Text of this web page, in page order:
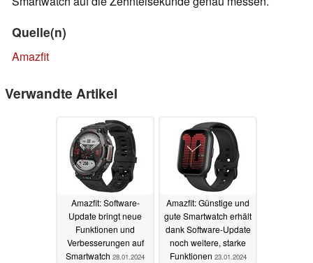
Quelle(n)
Amazfit
Verwandte Artikel
Amazfit: Software-
Update bringt neue
Funktionen und
Verbesserungen auf
Smartwatch 28.01.2024
Amazfit: Günstige und
gute Smartwatch erhält
dank Software-Update
noch weitere, starke
Funktionen 23.01.2024